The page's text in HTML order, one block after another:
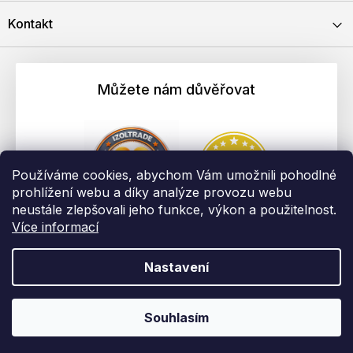
Používáme cookies, abychom Vám umožnili pohodlné
prohlížení webu a díky analýze provozu webu
neustále zlepšovali jeho funkce, výkon a použitelnost.
Více informací
Nastavení
Souhlasím
Kontakt
Můžete nám důvěřovat
Vytvořil Shoptet
vyhrazena.